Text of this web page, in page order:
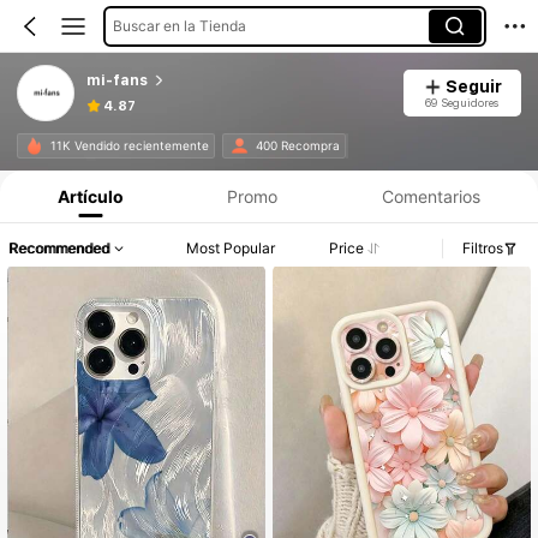
Buscar en la Tienda
mi-fans
4.87
Seguir
69 Seguidores
11K Vendido recientemente 400 Recompra
Artículo Promo Comentarios
Recommended Most Popular Price Filtros